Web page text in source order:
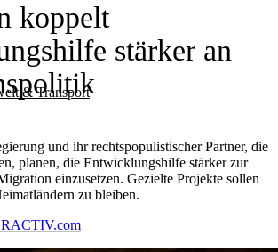
& Transport
koppelt
stärker an
und ihr rechtspopulistischer Partner, die
planen, die Entwicklungshilfe stärker zur
einzusetzen. Gezielte Projekte sollen
zu bleiben.